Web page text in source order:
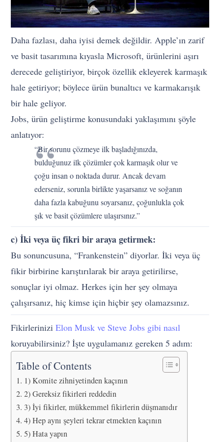
Daha fazlası, daha iyisi demek değildir. Apple’ın zarif
ve basit tasarımına kıyasla Microsoft, ürünlerini aşırı
derecede geliştiriyor, birçok özellik ekleyerek karmaşık
hale getiriyor; böylece ürün bunaltıcı ve karmakarışık
bir hale geliyor.
Jobs, ürün geliştirme konusundaki yaklaşımını şöyle
anlatıyor:
“Bir sorunu çözmeye ilk başladığınızda,
bulduğunuz ilk çözümler çok karmaşık olur ve
çoğu insan o noktada durur. Ancak devam
ederseniz, sorunla birlikte yaşarsanız ve soğanın
daha fazla kabuğunu soyarsanız, çoğunlukla çok
şık ve basit çözümlere ulaşırsınız.”
c) İki veya üç fikri bir araya getirmek:
Bu sonuncusuna, “Frankenstein” diyorlar. İki veya üç
fikir birbirine karıştırılarak bir araya getirilirse,
sonuçlar iyi olmaz. Herkes için her şey olmaya
çalışırsanız, hiç kimse için hiçbir şey olamazsınız.
FikirleriniziElon Musk ve Steve Jobs gibi nasıl
koruyabilirsiniz? İşte uygulamanız gereken 5 adım:
Table of Contents
1) Komite zihniyetinden kaçının
2) Gereksiz fikirleri reddedin
3) İyi fikirler, mükkemmel fikirlerin düşmanıdır
4) Hep aynı şeyleri tekrar etmekten kaçının
5) Hata yapın